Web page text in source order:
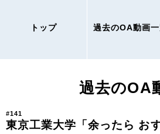
トップ 過去のOA動画
過去のOA
#141
東京工業大学「余ったら お